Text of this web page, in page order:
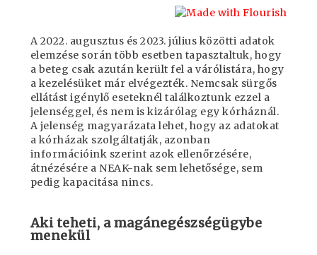
A 2022. augusztus és 2023. július közötti adatok
elemzése során több esetben tapasztaltuk, hogy
a beteg csak azután került fel a várólistára, hogy
a kezelésüket már elvégezték. Nemcsak sürgős
ellátást igénylő eseteknél találkoztunk ezzel a
jelenséggel, és nem is kizárólag egy kórháznál.
A jelenség magyarázata lehet, hogy az adatokat
a kórházak szolgáltatják, azonban
információink szerint azok ellenőrzésére,
átnézésére a NEAK-nak sem lehetősége, sem
pedig kapacitása nincs.
Aki teheti, a magánegészségügybe
menekül